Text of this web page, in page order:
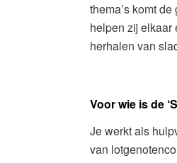
thema’s komt
helpen zij elkaar
herhalen van
Voor wie is de
Je werkt als
van